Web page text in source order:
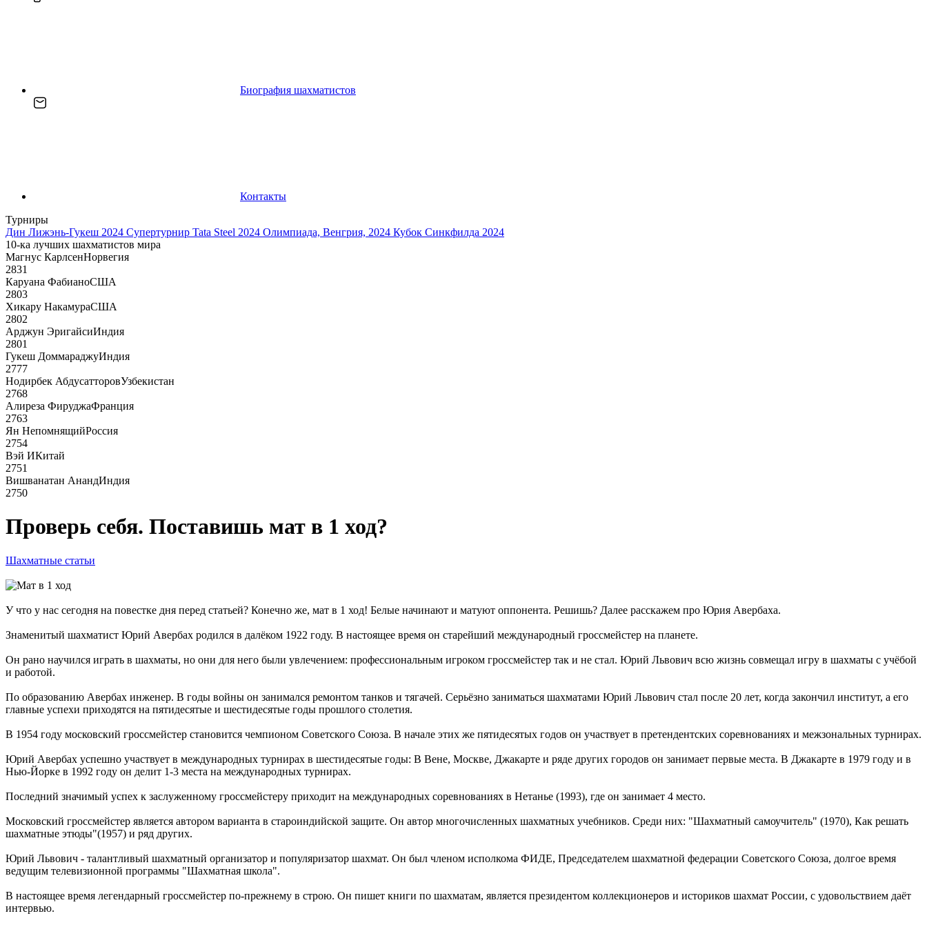
Биография шахматистов
Контакты
Турниры
Дин Лижэнь-Гукеш 2024 Супертурнир Tata Steel 2024 Олимпиада, Венгрия, 2024 Кубок Синкфилда 2024
10-ка лучших шахматистов мира
Магнус КарлсенНорвегия
2831
Каруана ФабианоСША
2803
Хикару НакамураСША
2802
Арджун ЭригайсиИндия
2801
Гукеш ДоммараджуИндия
2777
Нодирбек АбдусатторовУзбекистан
2768
Алиреза ФируджаФранция
2763
Ян НепомнящийРоссия
2754
Вэй ИКитай
2751
Вишванатан АнандИндия
2750
Проверь себя. Поставишь мат в 1 ход?
Шахматные статьи
У что у нас сегодня на повестке дня перед статьей? Конечно же, мат в 1 ход! Белые начинают и матуют оппонента. Решишь? Далее расскажем про Юрия Авербаха.
Знаменитый шахматист Юрий Авербах родился в далёком 1922 году. В настоящее время он старейший международный гроссмейстер на планете.
Он рано научился играть в шахматы, но они для него были увлечением: профессиональным игроком гроссмейстер так и не стал. Юрий Львович всю жизнь совмещал игру в шахматы с учёбой
и работой.
По образованию Авербах инженер. В годы войны он занимался ремонтом танков и тягачей. Серьёзно заниматься шахматами Юрий Львович стал после 20 лет, когда закончил институт, а его
главные успехи приходятся на пятидесятые и шестидесятые годы прошлого столетия.
В 1954 году московский гроссмейстер становится чемпионом Советского Союза. В начале этих же пятидесятых годов он участвует в претендентских соревнованиях и межзональных турнирах.
Юрий Авербах успешно участвует в международных турнирах в шестидесятые годы: В Вене, Москве, Джакарте и ряде других городов он занимает первые места. В Джакарте в 1979 году и в
Нью-Йорке в 1992 году он делит 1-3 места на международных турнирах.
Последний значимый успех к заслуженному гроссмейстеру приходит на международных соревнованиях в Нетанье (1993), где он занимает 4 место.
Московский гроссмейстер является автором варианта в староиндийской защите. Он автор многочисленных шахматных учебников. Среди них: "Шахматный самоучитель" (1970), Как решать
шахматные этюды"(1957) и ряд других.
Юрий Львович - талантливый шахматный организатор и популяризатор шахмат. Он был членом исполкома ФИДЕ, Председателем шахматной федерации Советского Союза, долгое время
ведущим телевизионной программы "Шахматная школа".
В настоящее время легендарный гроссмейстер по-прежнему в строю. Он пишет книги по шахматам, является президентом коллекционеров и историков шахмат России, с удовольствием даёт
интервью.